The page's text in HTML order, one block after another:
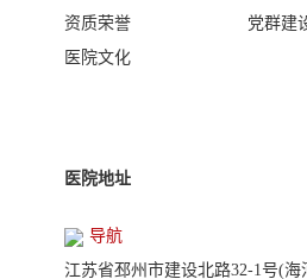
资质荣誉
医院文化
党群建
医院地址
导航
江苏省邳州市建设北路32-1号(海